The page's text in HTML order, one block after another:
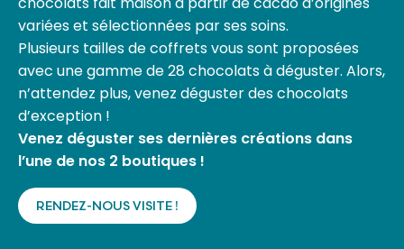
variées et sélectionnées par ses soins.
Plusieurs tailles de coffrets vous sont proposées
avec une gamme de 28 chocolats à déguster. Alors,
n’attendez plus, venez déguster des chocolats
d’exception !
Venez déguster ses dernières créations dans
l’une de nos 2 boutiques !
RENDEZ-NOUS VISITE !